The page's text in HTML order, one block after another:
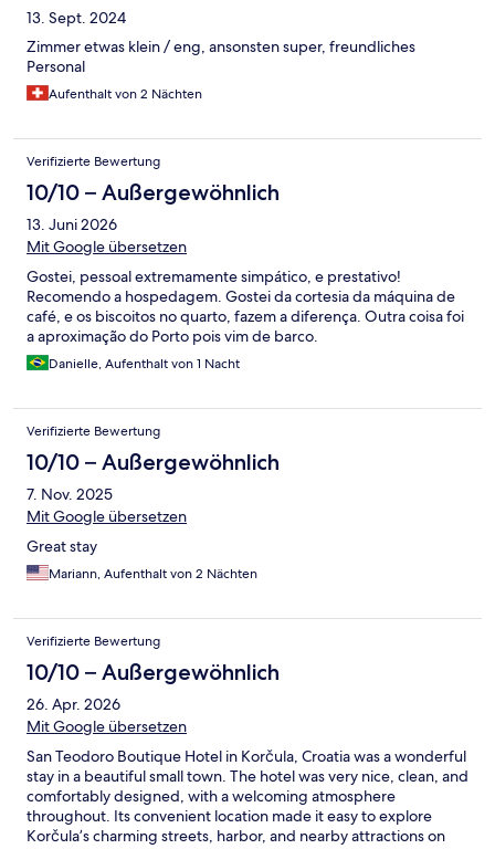
13. Sept. 2024
Zimmer etwas klein / eng, ansonsten super, freundliches
Personal
Aufenthalt von 2 Nächten
Verifizierte Bewertung
10/10 – Außergewöhnlich
13. Juni 2026
Mit Google übersetzen
Gostei, pessoal extremamente simpático, e prestativo!
Recomendo a hospedagem. Gostei da cortesia da máquina de
café, e os biscoitos no quarto, fazem a diferença. Outra coisa foi
a aproximação do Porto pois vim de barco.
Danielle, Aufenthalt von 1 Nacht
Verifizierte Bewertung
10/10 – Außergewöhnlich
7. Nov. 2025
Mit Google übersetzen
Great stay
Mariann, Aufenthalt von 2 Nächten
Verifizierte Bewertung
10/10 – Außergewöhnlich
26. Apr. 2026
Mit Google übersetzen
San Teodoro Boutique Hotel in Korčula, Croatia was a wonderful
stay in a beautiful small town. The hotel was very nice, clean, and
comfortably designed, with a welcoming atmosphere
throughout. Its convenient location made it easy to explore
Korčula’s charming streets, harbor, and nearby attractions on